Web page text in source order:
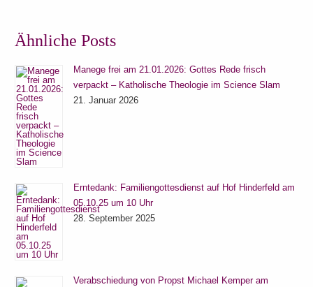
Ähnliche Posts
Manege frei am 21.01.2026: Gottes Rede frisch
verpackt – Katholische Theologie im Science Slam
21. Januar 2026
Erntedank: Familiengottesdienst auf Hof Hinderfeld am
05.10.25 um 10 Uhr
28. September 2025
Verabschiedung von Propst Michael Kemper am